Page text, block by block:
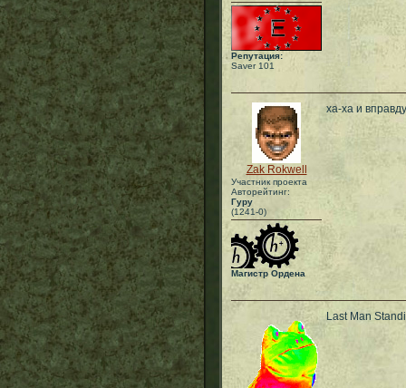
Репутация:
Saver 101
Zak Rokwell
Участник проекта
Авторейтинг:
Гуру
(1241-0)
Магистр Ордена
ха-ха и вправду
Last Man